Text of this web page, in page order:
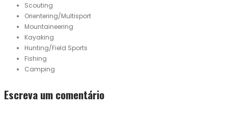
Scouting
Orientering/Multisport
Mountaineering
Kayaking
Hunting/Field Sports
Fishing
Camping
Escreva um comentário